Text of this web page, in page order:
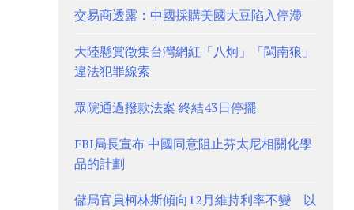
交易商透露：中國採購美國大豆陷入停滯
大陸懸賞徵集台灣網紅「八炯」「閩南狼」
違法犯罪線索
眾院通過撥款法案 終結43日停擺
FBI局長宣布 中國同意阻止芬太尼相關化學
品的計劃
儲局官員柯林斯傾向12月維持利率不變 以